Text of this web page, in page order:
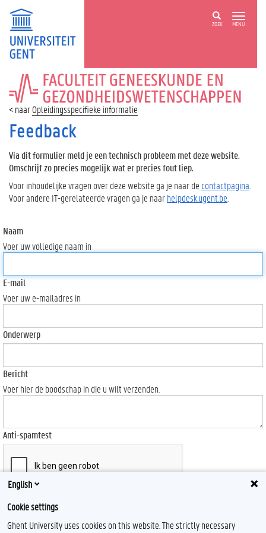
ZOEK MENU
FACULTEIT
GENEESKUNDE
EN
GEZONDHEIDSWETENSCHAPPEN
Opleidingsspecifieke informatie
Feedback
Via dit formulier meld je een technisch probleem met deze website.
Omschrijf zo precies mogelijk wat er precies fout liep.
Voor inhoudelijke vragen over deze website ga je naar de contactpagina
Voor andere IT-gerelateerde vragen ga je naarhelpdesk.ugent.be
Naam
Voer uw volledige naam in
E-mail
Voer uw e-mailadres in
Onderwerp
Bericht
Voer hier de boodschap in die u wilt verzenden.
Anti-spamtest
Send
English
Cookie settings
Ghent University uses cookies on this website. The strictly necessary